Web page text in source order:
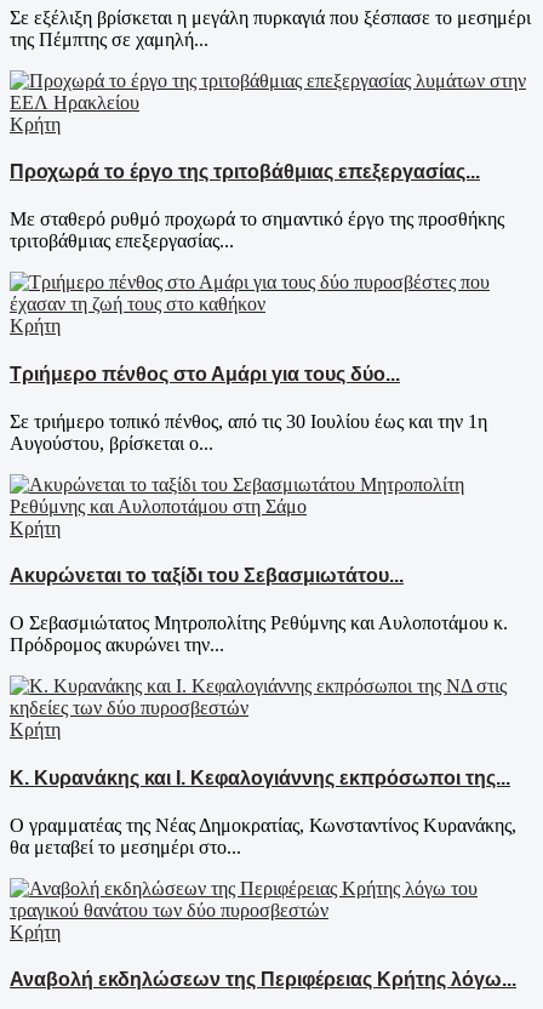
Σε εξέλιξη βρίσκεται η μεγάλη πυρκαγιά που ξέσπασε το μεσημέρι
της Πέμπτης σε χαμηλή...
Κρήτη
Προχωρά το έργο της τριτοβάθμιας επεξεργασίας...
Με σταθερό ρυθμό προχωρά το σημαντικό έργο της προσθήκης
τριτοβάθμιας επεξεργασίας...
Κρήτη
Τριήμερο πένθος στο Αμάρι για τους δύο...
Σε τριήμερο τοπικό πένθος, από τις 30 Ιουλίου έως και την 1η
Αυγούστου, βρίσκεται ο...
Κρήτη
Ακυρώνεται το ταξίδι του Σεβασμιωτάτου...
Ο Σεβασμιώτατος Μητροπολίτης Ρεθύμνης και Αυλοποτάμου κ.
Πρόδρομος ακυρώνει την...
Κρήτη
Κ. Κυρανάκης και Ι. Κεφαλογιάννης εκπρόσωποι της...
Ο γραμματέας της Νέας Δημοκρατίας, Κωνσταντίνος Κυρανάκης,
θα μεταβεί το μεσημέρι στο...
Κρήτη
Αναβολή εκδηλώσεων της Περιφέρειας Κρήτης λόγω...